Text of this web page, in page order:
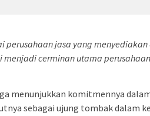
perusahaan jasa yang
menjadi cerminan utama
menunjukkan komitmennya
sebagai ujung tombak dalam